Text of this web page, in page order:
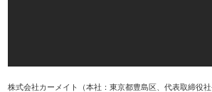
株式会社カーメイト （本社：東京都豊島区、代表取締役